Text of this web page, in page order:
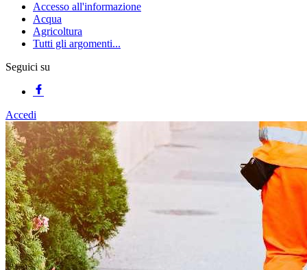
Accesso all'informazione
Acqua
Agricoltura
Tutti gli argomenti...
Seguici su
Accedi